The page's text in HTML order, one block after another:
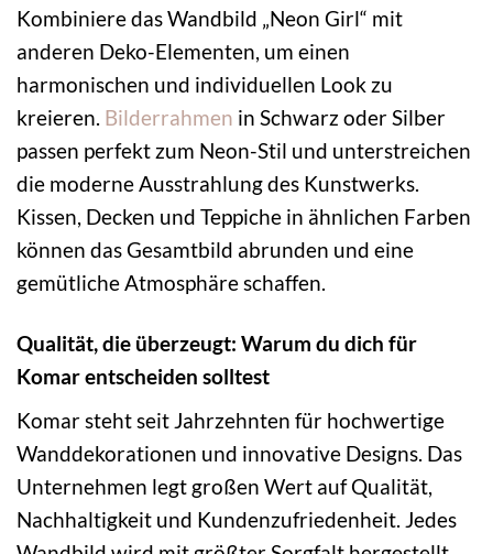
Kombiniere das Wandbild „Neon Girl“ mit
anderen Deko-Elementen, um einen
harmonischen und individuellen Look zu
kreieren. Bilderrahmen in Schwarz oder Silber
passen perfekt zum Neon-Stil und unterstreichen
die moderne Ausstrahlung des Kunstwerks.
Kissen, Decken und Teppiche in ähnlichen Farben
können das Gesamtbild abrunden und eine
gemütliche Atmosphäre schaffen.
Qualität, die überzeugt: Warum du dich für
Komar entscheiden solltest
Komar steht seit Jahrzehnten für hochwertige
Wanddekorationen und innovative Designs. Das
Unternehmen legt großen Wert auf Qualität,
Nachhaltigkeit und Kundenzufriedenheit. Jedes